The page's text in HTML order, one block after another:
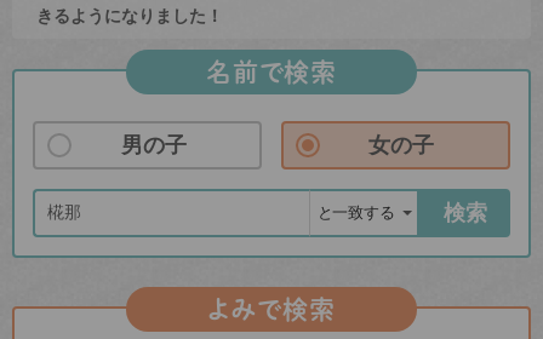
きるようになりました！
名前で検索
男の子 女の子
検索
よみで検索